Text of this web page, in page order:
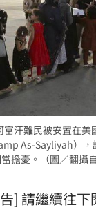
富汗難民被安置在美
As-Sayliyah）
擔憂。（圖／翻攝
] 請繼續往